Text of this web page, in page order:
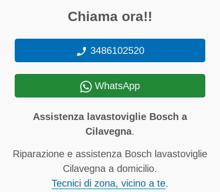
Chiama ora!!
3486102520
WhatsApp
Assistenza lavastoviglie Bosch a
Cilavegna.
Riparazione e assistenza Bosch lavastoviglie
Cilavegna a domicilio.
Tecnici di zona, vicino a te.